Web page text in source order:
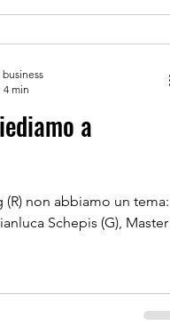
non abbiamo un tema:
Schepis (G), Master
4 min